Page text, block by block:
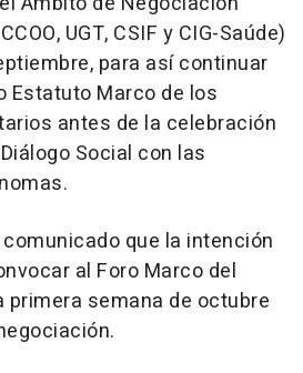
UGT, CSIF y CIG-Saúde)
para así continuar
Estatuto Marco de los
antes de la celebración
Social con las
que la intención
al Foro Marco del
primera semana de octubre